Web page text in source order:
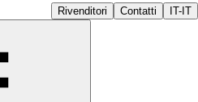
Rivenditori Contatti IT-IT